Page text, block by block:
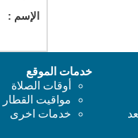
اﻹسم :
خدمات الموقع
أوقات الصلاة
مواقيت القطار
خدمات اخرى